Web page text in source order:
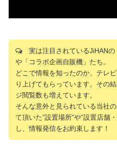
実は注目されているJiHANの
や「コラボ企画自販機」たち。
どこで情報を知ったのか、テレ
り上げてもらっています。その
ジ閲覧数も増えています。
そんな意外と見られている当社
て頂いた”設置場所”や”設置店舗
し、情報発信をお約束します！